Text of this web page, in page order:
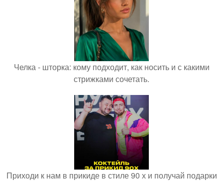
Челка - шторка: кому подходит, как носить и с какими
стрижками сочетать.
Приходи к нам в прикиде в стиле 90 х и получай подарки